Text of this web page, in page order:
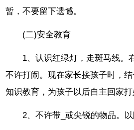
暂，不要留下遗憾。
(二)安全教育
1、认识红绿灯，走斑马线。
不许打闹。现在家长接孩子时，
知识教育，为孩子以后自主回家打
2、不许带_或尖锐的物品。以